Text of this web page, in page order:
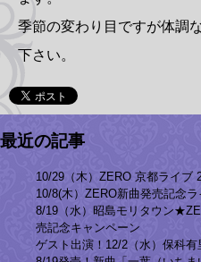
季節の変わり目ですが体調
下さい。
最近の記事
10/29（木）ZERO 京都ライブ
10/8(木）ZERO新曲発売記念
8/19（水）昭島モリタウン
売記念キャンペーン
ゲスト出演！12/2（水）保科